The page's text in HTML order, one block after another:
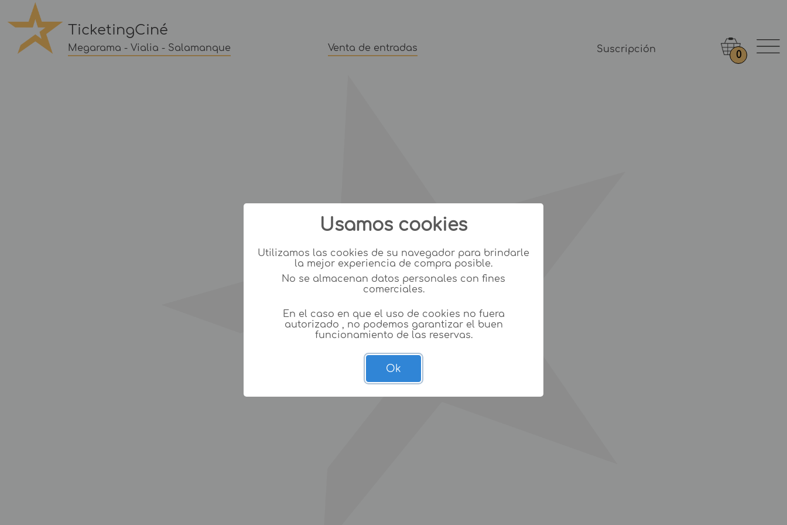
TicketingCiné
Megarama - Vialia - Salamanque Venta de entradas Suscripción
0
Usamos cookies
Utilizamos las cookies de su navegador para brindarle
la mejor experiencia de compra posible.
No se almacenan datos personales con fines
comerciales.
En el caso en que el uso de cookies no fuera
autorizado , no podemos garantizar el buen
funcionamiento de las reservas.
Ok